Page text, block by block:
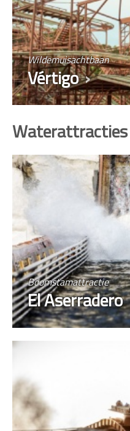
Wildemuisachtbaan
Vértigo
Waterattracties
Boomstamattractie
El Aserradero